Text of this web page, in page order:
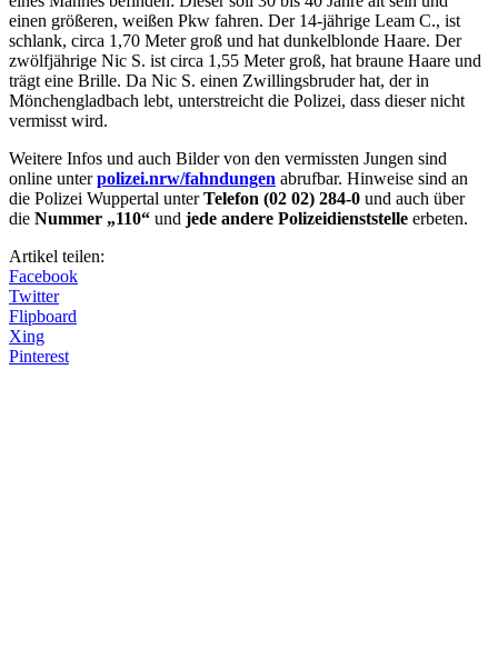
einen größeren, weißen Pkw fahren. Der 14-jährige Leam C., ist
schlank, circa 1,70 Meter groß und hat dunkelblonde Haare. Der
zwölfjährige Nic S. ist circa 1,55 Meter groß, hat braune Haare und
trägt eine Brille. Da Nic S. einen Zwillingsbruder hat, der in
Mönchengladbach lebt, unterstreicht die Polizei, dass dieser nicht
vermisst wird.
Weitere Infos und auch Bilder von den vermissten Jungen sind
online unterpolizei.nrw/fahndungen abrufbar. Hinweise sind an
die Polizei Wuppertal unterTelefon (02 02) 284-0 und auch über
die Nummer „110“ und jede andere Polizeidienststelle erbeten.
Artikel teilen:
Facebook
Twitter
Flipboard
Xing
Pinterest